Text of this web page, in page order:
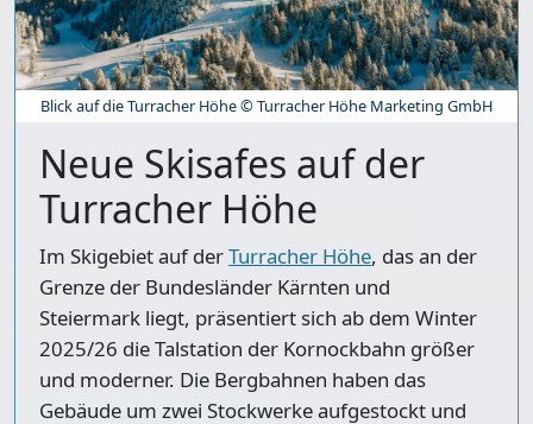
Blick auf die Turracher Höhe © Turracher Höhe Marketing GmbH
Neue Skisafes auf der
Turracher Höhe
Im Skigebiet auf derTurracher Höhe, das an der
Grenze der Bundesländer Kärnten und
Steiermark liegt, präsentiert sich ab dem Winter
2025/26 die Talstation der Kornockbahn größer
und moderner. Die Bergbahnen haben das
Gebäude um zwei Stockwerke aufgestockt und